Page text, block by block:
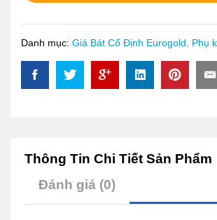
Danh mục: Giá Bát Cố Định Eurogold, Phụ
Thông Tin Chi Tiết Sản Phẩm
Đánh giá (0)